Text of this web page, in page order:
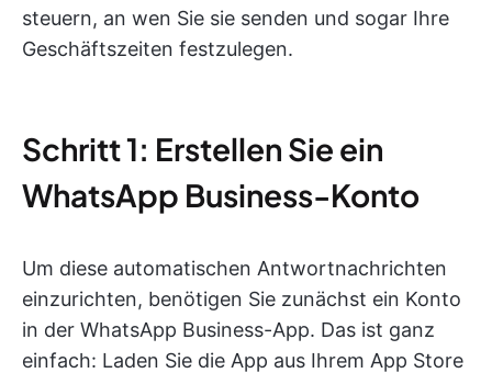
steuern, an wen Sie sie senden und sogar Ihre
Geschäftszeiten festzulegen.
Schritt 1: Erstellen Sie ein
WhatsApp Business-Konto
Um diese automatischen Antwortnachrichten
einzurichten, benötigen Sie zunächst ein Konto
in der WhatsApp Business-App. Das ist ganz
einfach: Laden Sie die App aus Ihrem App Store